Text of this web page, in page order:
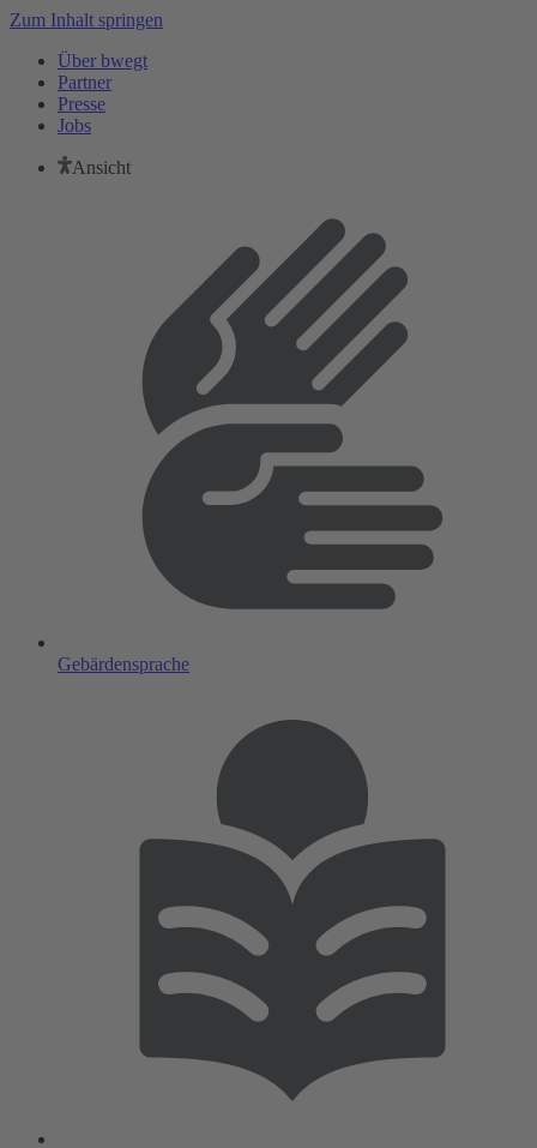
Zum Inhalt springen
Über bwegt
Partner
Presse
Jobs
Ansicht
Gebärdensprache